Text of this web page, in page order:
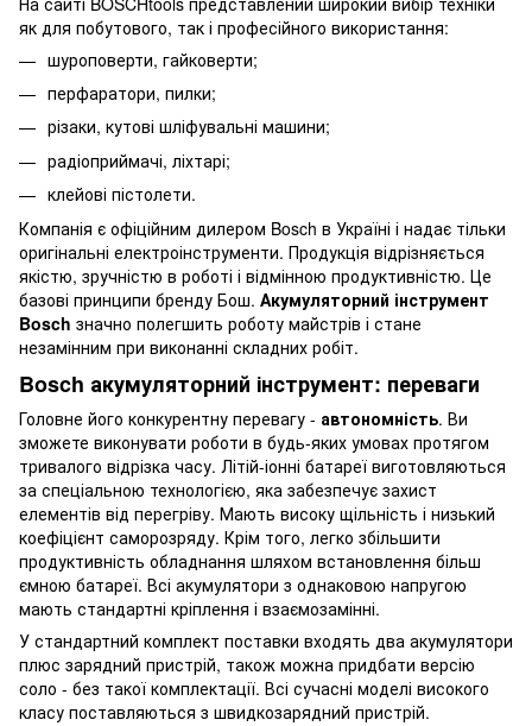
як для побутового, так і професійного використання:
шуроповерти, гайковерти;
перфаратори, пилки;
різаки, кутові шліфувальні машини;
радіоприймачі, ліхтарі;
клейові пістолети.
Компанія є офіційним дилером Bosch в Україні і надає тільки
оригінальні електроінструменти. Продукція відрізняється
якістю, зручністю в роботі і відмінною продуктивністю. Це
базові принципи бренду Бош. Акумуляторний інструмент
Bosch значно полегшить роботу майстрів і стане
незамінним при виконанні складних робіт.
Bosch акумуляторний інструмент: переваги
Головне його конкурентну перевагу - автономність. Ви
зможете виконувати роботи в будь-яких умовах протягом
тривалого відрізка часу. Літій-іонні батареї виготовляються
за спеціальною технологією, яка забезпечує захист
елементів від перегріву. Мають високу щільність і низький
коефіцієнт саморозряду. Крім того, легко збільшити
продуктивність обладнання шляхом встановлення більш
ємною батареї. Всі акумулятори з однаковою напругою
мають стандартні кріплення і взаємозамінні.
У стандартний комплект поставки входять два акумулятори
плюс зарядний пристрій, також можна придбати версію
соло - без такої комплектації. Всі сучасні моделі високого
класу поставляються з швидкозарядний пристрій.